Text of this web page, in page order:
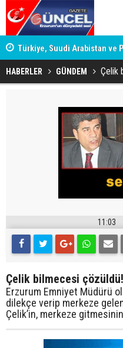
Türkiye, Suudi Arabistan ve
anlaşmasını imzaladı
HABERLER GÜNDEM Çelik
11:03
Çelik bilmecesi çözüldü!
Erzurum Emniyet Müdürü
dilekçe verip merkeze
Çelik’in, merkeze